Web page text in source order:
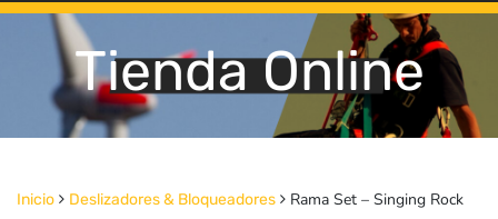
Tienda Online
Inicio Deslizadores & Bloqueadores Rama Set – Singing Rock